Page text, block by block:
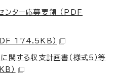
ンター応募要領 （PDF
174.5KB）
する収支計画書（様式5）等
）